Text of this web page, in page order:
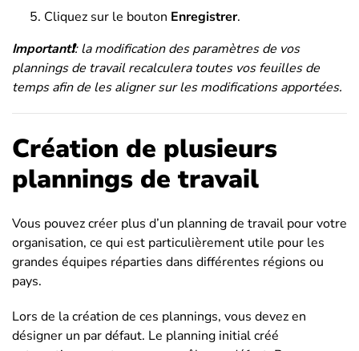
Cliquez sur le bouton Enregistrer.
Important❗️: la modification des paramètres de vos
plannings de travail recalculera toutes vos feuilles de
temps afin de les aligner sur les modifications apportées.
Création de plusieurs
plannings de travail
Vous pouvez créer plus d’un planning de travail pour votre
organisation, ce qui est particulièrement utile pour les
grandes équipes réparties dans différentes régions ou
pays.
Lors de la création de ces plannings, vous devez en
désigner un par défaut. Le planning initial créé